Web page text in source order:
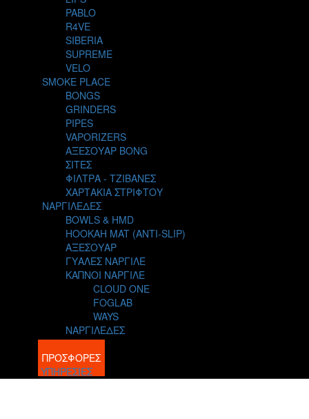
PABLO
R4VE
SIBERIA
SUPREME
VELO
SMOKE PLACE
BONGS
GRINDERS
PIPES
VAPORIZERS
ΑΞΕΣΟΥΑΡ BONG
ΣΙΤΕΣ
ΦΙΛΤΡΑ - ΤΖΙΒΑΝΕΣ
ΧΑΡΤΑΚΙΑ ΣΤΡΙΦΤΟΥ
ΝΑΡΓΙΛΕΔΕΣ
BOWLS & HMD
HOOKAH MAT (ANTI-SLIP)
ΑΞΕΣΟΥΑΡ
ΓΥΑΛΕΣ ΝΑΡΓΙΛΕ
ΚΑΠΝΟΙ ΝΑΡΓΙΛΕ
CLOUD ONE
FOGLAB
WAYS
ΝΑΡΓΙΛΕΔΕΣ
BLOG
ΠΡΟΣΦΟΡΕΣ
ΥΠΗΡΕΣΙΕΣ